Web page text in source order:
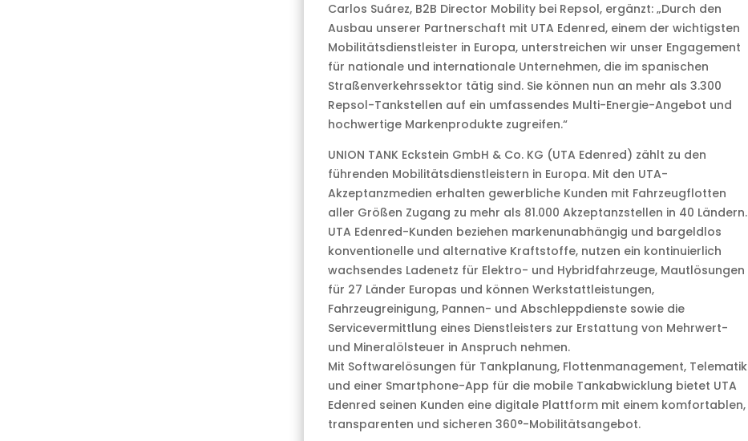
Carlos Suárez, B2B Director Mobility bei Repsol, ergänzt: „Durch den
Ausbau unserer Partnerschaft mit UTA Edenred, einem der wichtigsten
Mobilitätsdienstleister in Europa, unterstreichen wir unser Engagement
für nationale und internationale Unternehmen, die im spanischen
Straßenverkehrssektor tätig sind. Sie können nun an mehr als 3.300
Repsol-Tankstellen auf ein umfassendes Multi-Energie-Angebot und
hochwertige Markenprodukte zugreifen.“
UNION TANK Eckstein GmbH & Co. KG (UTA Edenred) zählt zu den
führenden Mobilitätsdienstleistern in Europa. Mit den UTA-
Akzeptanzmedien erhalten gewerbliche Kunden mit Fahrzeugflotten
aller Größen Zugang zu mehr als 81.000 Akzeptanzstellen in 40 Ländern.
UTA Edenred-Kunden beziehen markenunabhängig und bargeldlos
konventionelle und alternative Kraftstoffe, nutzen ein kontinuierlich
wachsendes Ladenetz für Elektro- und Hybridfahrzeuge, Mautlösungen
für 27 Länder Europas und können Werkstattleistungen,
Fahrzeugreinigung, Pannen- und Abschleppdienste sowie die
Servicevermittlung eines Dienstleisters zur Erstattung von Mehrwert-
und Mineralölsteuer in Anspruch nehmen.
Mit Softwarelösungen für Tankplanung, Flottenmanagement, Telematik
und einer Smartphone-App für die mobile Tankabwicklung bietet UTA
Edenred seinen Kunden eine digitale Plattform mit einem komfortablen,
transparenten und sicheren 360°-Mobilitätsangebot.